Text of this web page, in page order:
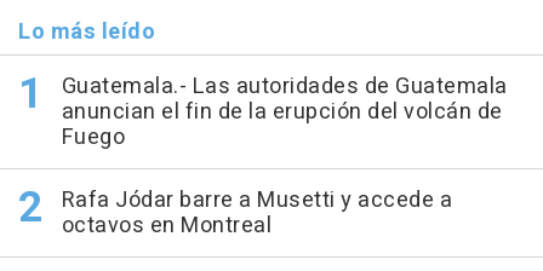
Lo más leído
Guatemala.- Las autoridades de Guatemala
anuncian el fin de la erupción del volcán de
Fuego
Rafa Jódar barre a Musetti y accede a
octavos en Montreal